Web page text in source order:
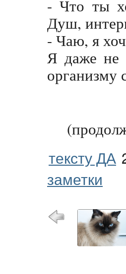
- Что ты
Душ,
- Чаю, я
Я даже не
организму
тексту ДА
заметки